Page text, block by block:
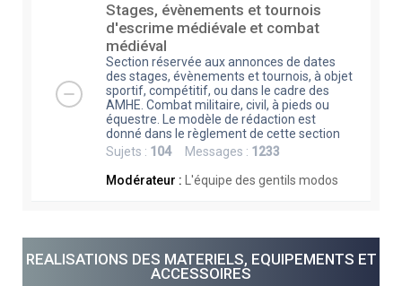
Stages, évènements et tournois
d'escrime médiévale et combat
médiéval
Section réservée aux annonces de dates
des stages, évènements et tournois, à objet
sportif, compétitif, ou dans le cadre des
AMHE. Combat militaire, civil, à pieds ou
équestre. Le modèle de rédaction est
donné dans le règlement de cette section
Sujets : 104Messages : 1233
Modérateur :
L'équipe des gentils modos
REALISATIONS DES MATERIELS, EQUIPEMENTS ET
ACCESSOIRES